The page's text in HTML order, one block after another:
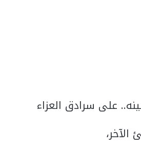
على سرادق العزاء